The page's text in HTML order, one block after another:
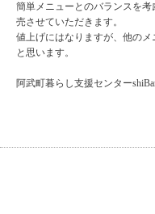
簡単メニューとのバランスを
売させていただきます。
値上げにはなりますが、他の
と思います。
阿武町暮らし支援センター